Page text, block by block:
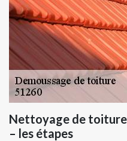
Nettoyage de
– les étapes